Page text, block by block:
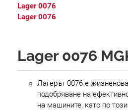
Lager 0076
Lager 0076
Lager 0076
Лагерът 0076 е
подобряване на
на машините, като по